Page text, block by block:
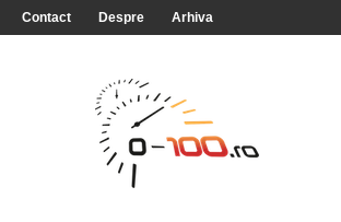
Contact Despre Arhiva